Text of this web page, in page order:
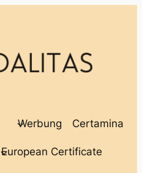
Werbung Certamina
European Certificate